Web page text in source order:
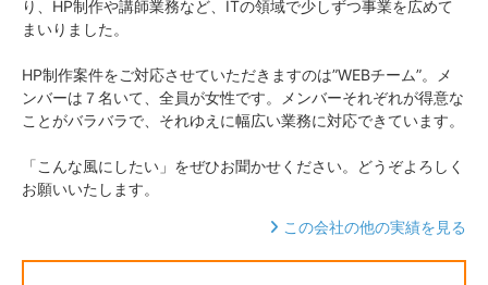
り、HP制作や講師業務など、ITの領域で少しずつ事業を広めて
まいりました。
HP制作案件をご対応させていただきますのは”WEBチーム”。メ
ンバーは７名いて、全員が女性です。メンバーそれぞれが得意な
ことがバラバラで、それゆえに幅広い業務に対応できています。
「こんな風にしたい」をぜひお聞かせください。どうぞよろしく
お願いいたします。
この会社の他の実績を見る